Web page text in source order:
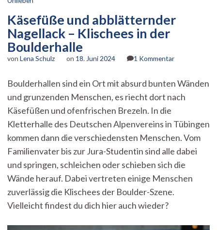
Käsefüße und abblätternder
Nagellack – Klischees in der
Boulderhalle
von Lena Schulz on 18. Juni 2024 1 Kommentarzu
abblätternder
Nagellack
in
der
Boulderhallen sind ein Ort mit absurd bunten Wänden
und grunzenden Menschen, es riecht dort nach
Käsefüßen und ofenfrischen Brezeln. In die
Kletterhalle des Deutschen Alpenvereins in Tübingen
kommen dann die verschiedensten Menschen. Vom
Familienvater bis zur Jura-Studentin sind alle dabei
und springen, schleichen oder schieben sich die
Wände herauf. Dabei vertreten einige Menschen
zuverlässig die Klischees der Boulder-Szene.
Vielleicht findest du dich hier auch wieder?